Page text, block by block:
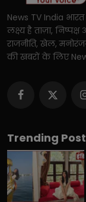
News TV India भारत
लक्ष्य है ताज़ा,
राजनीति, खेल,
की खबरों के लिए
Trending